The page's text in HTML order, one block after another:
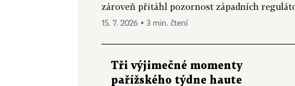
zároveň přitáhl pozornost západních
15. 7. 2026 ▪ 3 min. čtení
Tři výjimečné momenty
pařížského týdne haute